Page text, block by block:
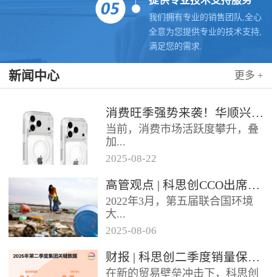
我们拥有专业的销售团队,全心
全意为您提供专业的技术支持,
满足您的需求.
新闻中心 更多 +
消费旺季强势来袭！华顺兴业携手科思创 TPU，为手机护套行业注入破局新动能，抢占市场制高点
当前，消费市场活跃度攀升，叠
加...
各类促销节点临近，手机护套行
业迎来传统销售旺季，市场对高
品质、高性能产品的需求持续走
高。华...
2025-08-22
高管观点 | 科思创CCO出席全球塑料公约大会
2022年3月，第五届联合国环境
大...
会决定成立政府间谈判委员会
（INC），计划通过5次会议在
2025-08-06
财报 | 科思创二季度销量保持稳定，但动荡环境拖累业绩
在新的贸易壁垒冲击下，科思创